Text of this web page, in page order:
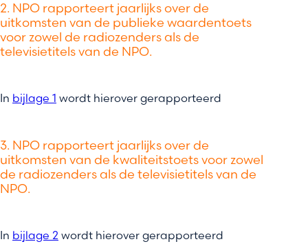
2. NPO rapporteert jaarlijks over de
uitkomsten van de publieke waardentoets
voor zowel de radiozenders als de
televisietitels van de NPO.
In bijlage 1 wordt hierover gerapporteerd
3. NPO rapporteert jaarlijks over de
uitkomsten van de kwaliteitstoets voor zowel
de radiozenders als de televisietitels van de
NPO.
In bijlage 2 wordt hierover gerapporteerd